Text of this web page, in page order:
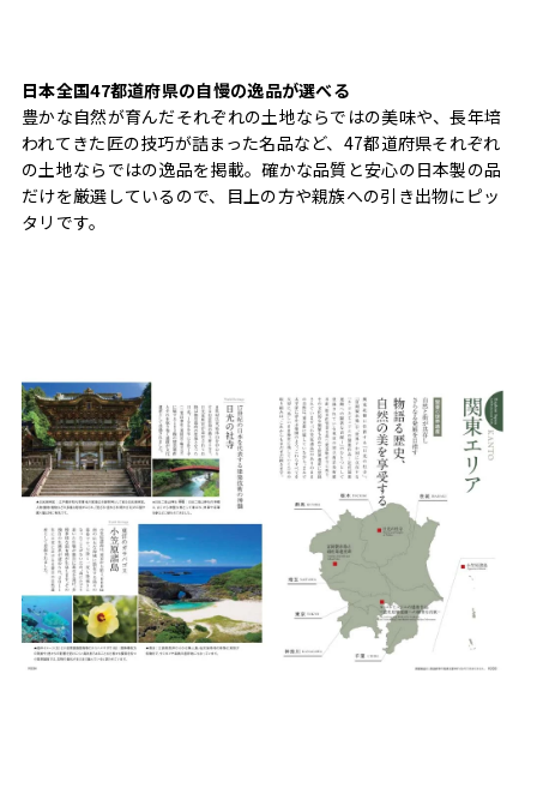
日本全国47都道府県の自慢の逸品が選べる
豊かな自然が育んだそれぞれの土地ならではの美味や、長年培
われてきた匠の技巧が詰まった名品など、47都道府県それぞれ
の土地ならではの逸品を掲載。確かな品質と安心の日本製の品
だけを厳選しているので、目上の方や親族への引き出物にピッ
タリです。